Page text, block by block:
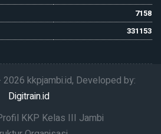
7158
331153
2026 kkpjambi.id, Developed by:
Digitrain.id
KKP Kelas III Jambi